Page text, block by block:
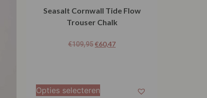
Seasalt Cornwall Tide Flow
Trouser Chalk
€109,95€60,47
Opties selecteren